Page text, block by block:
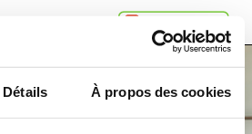
Détails À propos des cookies